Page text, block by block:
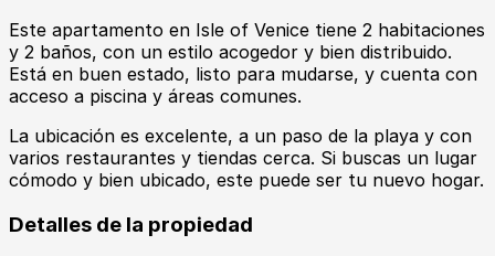
Este apartamento en Isle of Venice tiene 2 habitaciones
y 2 baños, con un estilo acogedor y bien distribuido.
Está en buen estado, listo para mudarse, y cuenta con
acceso a piscina y áreas comunes.
La ubicación es excelente, a un paso de la playa y con
varios restaurantes y tiendas cerca. Si buscas un lugar
cómodo y bien ubicado, este puede ser tu nuevo hogar.
Detalles de la propiedad